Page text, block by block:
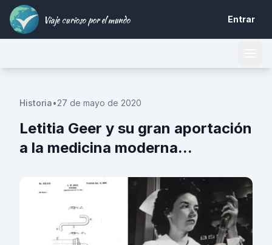
Viaje curioso por el mundo Entrar
Historia•27 de mayo de 2020
Letitia Geer y su gran aportación
a la medicina moderna...